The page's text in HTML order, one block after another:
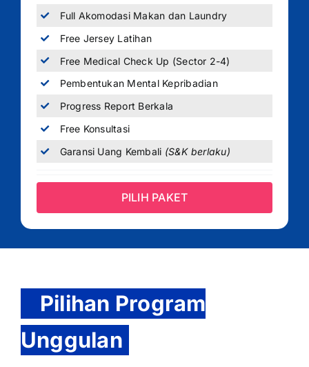
Full Akomodasi Makan dan Laundry
Free Jersey Latihan
Free Medical Check Up (Sector 2-4)
Pembentukan Mental Kepribadian
Progress Report Berkala
Free Konsultasi
Garansi Uang Kembali (S&K berlaku)
PILIH PAKET
Pilihan Program
Unggulan